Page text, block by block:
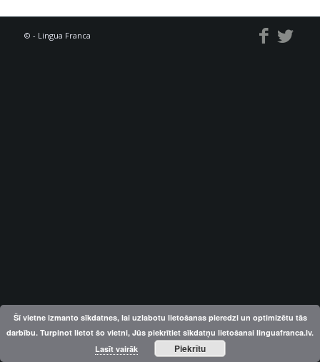
© - Lingua Franca
Šī vietne izmanto sīkdatnes, lai uzlabotu lietošanas pieredzi un optimizētu tās
darbību. Turpinot lietot šo vietni, Jūs piekrītiet sīkdatņu lietošanai linguafranca.lv.
Lasīt vairāk
Piekrītu